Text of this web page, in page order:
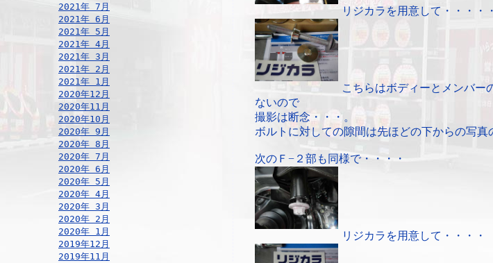
2021年 7月
2021年 6月
2021年 5月
2021年 4月
2021年 3月
2021年 2月
2021年 1月
2020年12月
2020年11月
2020年10月
2020年 9月
2020年 8月
2020年 7月
2020年 6月
2020年 5月
2020年 4月
2020年 3月
2020年 2月
2020年 1月
2019年12月
2019年11月
リジカラを用意して・・・・・
こちらはボディーとメンバー
ないので
撮影は断念・・・。
ボルトに対しての隙間は先ほどの下からの写真
次のＦ−２部も同様で・・・・
リジカラを用意して・・・・